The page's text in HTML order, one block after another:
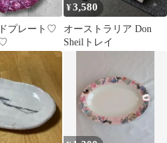
プレート♡
¥3,580
オーストラリア Don
Sheilトレイ